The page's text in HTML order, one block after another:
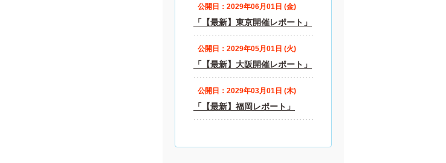
公開日：2029年06月01日 (金)
「【最新】東京開催レポート」
公開日：2029年05月01日 (火)
「【最新】大阪開催レポート」
公開日：2029年03月01日 (木)
「【最新】福岡レポート」